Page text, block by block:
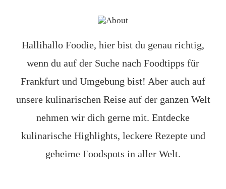
Hallihallo Foodie, hier bist du genau richtig,
wenn du auf der Suche nach Foodtipps für
Frankfurt und Umgebung bist! Aber auch auf
unsere kulinarischen Reise auf der ganzen Welt
nehmen wir dich gerne mit. Entdecke
kulinarische Highlights, leckere Rezepte und
geheime Foodspots in aller Welt.